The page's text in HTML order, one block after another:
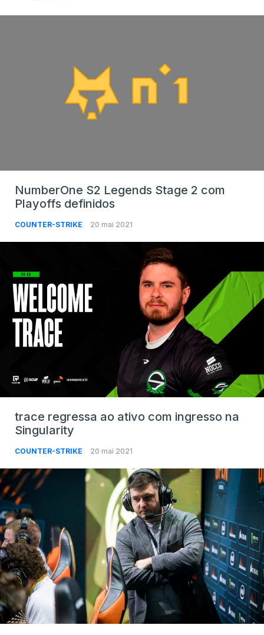
NumberOne S2 Legends Stage 2 com
Playoffs definidos
COUNTER-STRIKE 20 mai 2021
trace regressa ao ativo com ingresso na
Singularity
COUNTER-STRIKE 20 mai 2021